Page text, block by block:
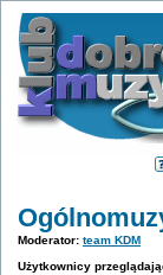
Moderator: team KDM
Użytkownicy